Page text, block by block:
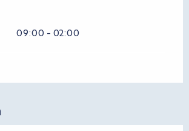
09:00 - 02:00